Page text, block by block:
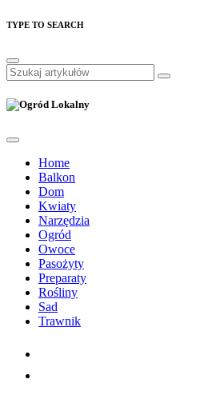
TYPE TO SEARCH
Home
Balkon
Dom
Kwiaty
Narzędzia
Ogród
Owoce
Pasożyty
Preparaty
Rośliny
Sad
Trawnik